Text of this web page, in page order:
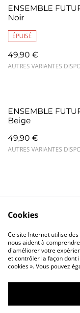
ENSEMBLE
Noir
ÉPUISÉ
49,90 €
AUTRES VARIANTES
ENSEMBLE
Beige
49,90 €
AUTRES VARIANTES
©2026Closlim
Cookies
Ce site Internet utilise
nous aident à
d'améliorer votre
et contrôler la façon dont
cookies ». Vous pouvez